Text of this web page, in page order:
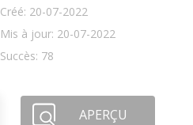
Créé: 20-07-2022
Mis à jour: 20-07-2022
Succès: 78
APERÇU